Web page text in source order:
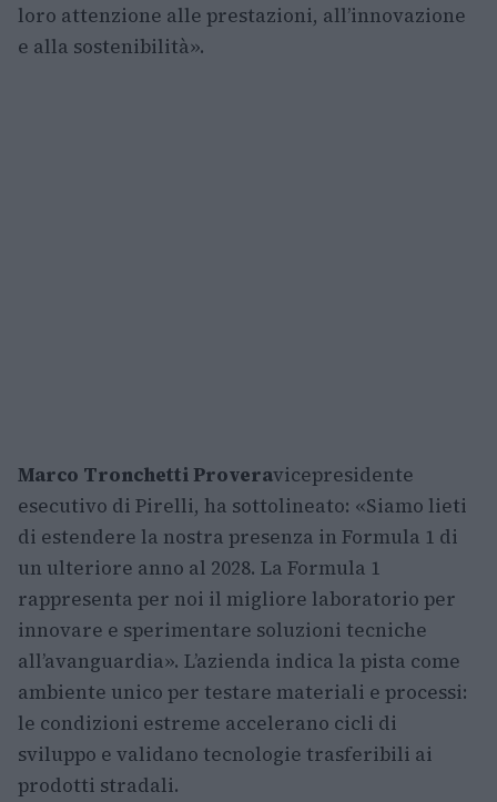
loro attenzione alle prestazioni, all’innovazione
e alla sostenibilità».
Marco Tronchetti Proveravicepresidente
esecutivo di Pirelli, ha sottolineato: «Siamo lieti
di estendere la nostra presenza in Formula 1 di
un ulteriore anno al 2028. La Formula 1
rappresenta per noi il migliore laboratorio per
innovare e sperimentare soluzioni tecniche
all’avanguardia». L’azienda indica la pista come
ambiente unico per testare materiali e processi:
le condizioni estreme accelerano cicli di
sviluppo e validano tecnologie trasferibili ai
prodotti stradali.